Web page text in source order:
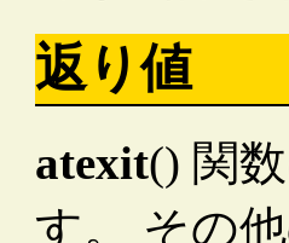
返り値
atexit() 関
す。 その